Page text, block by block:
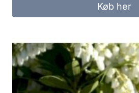
Køb her